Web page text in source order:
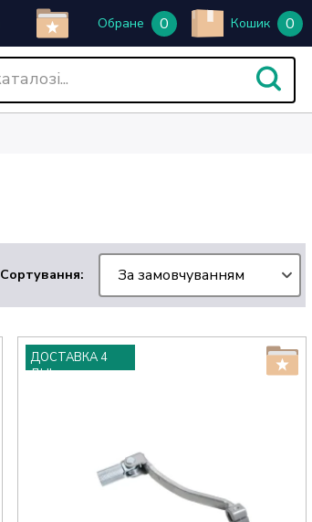
Обране 0 Кошик 0
Сортування: За замовчуванням
ДОСТАВКА 4
ДНІ